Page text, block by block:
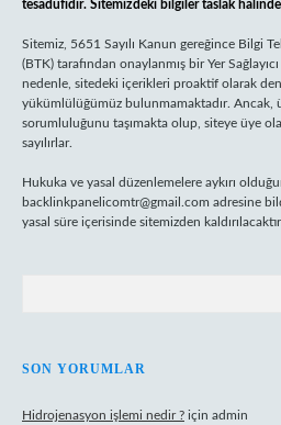
tesadüfidir. Sitemizdeki bilgiler taslak
Sitemiz, 5651 Sayılı Kanun gereğince Bilgi
(BTK) tarafından onaylanmış bir Yer
nedenle, sitedeki içerikleri proaktif olarak
yükümlülüğümüz bulunmamaktadır. Ancak,
sorumluluğunu taşımakta olup, siteye üye
sayılırlar.
Hukuka ve yasal düzenlemelere aykırı
backlinkpanelicomtr@gmail.com adresine
yasal süre içerisinde sitemizden kaldırılacaktır.
SON YORUMLAR
Hidrojenasyon işlemi nedir ? için admin